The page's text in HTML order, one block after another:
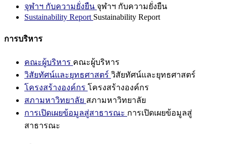
จุฬาฯ กับความยั่งยืน จุฬาฯ กับความยั่งยืน
Sustainability Report Sustainability Report
การบริหาร
คณะผู้บริหาร คณะผู้บริหาร
วิสัยทัศน์และยุทธศาสตร์ วิสัยทัศน์และยุทธศาสตร์
โครงสร้างองค์กร โครงสร้างองค์กร
สภามหาวิทยาลัย สภามหาวิทยาลัย
การเปิดเผยข้อมูลสู่สาธารณะ การเปิดเผยข้อมูลสู่
สาธารณะ